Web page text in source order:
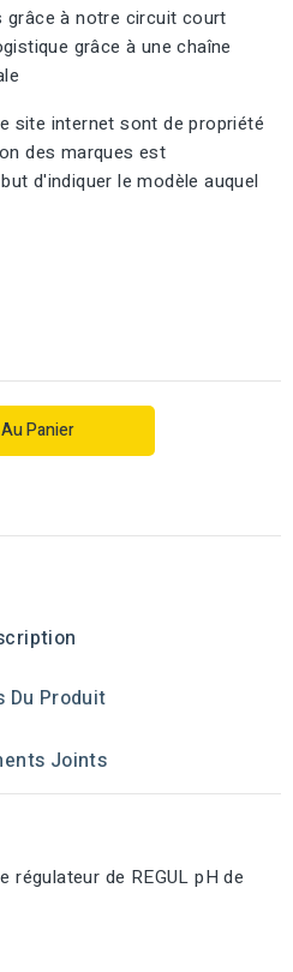
grâce à notre circuit court
grâce à une chaîne
site internet sont de propriété
des marques est
d'indiquer le modèle auquel
Panier
Du Produit
Joints
régulateur de REGUL pH de